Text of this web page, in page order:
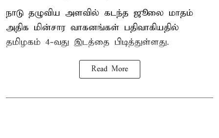
நாடு தழுவிய அளவில் கடந்த ஜூலை மாதம்
அதிக மின்சார வாகனங்கள் பதிவாகியதில்
தமிழகம் 4-வது இடத்தை பிடித்துள்ளது.
Read More